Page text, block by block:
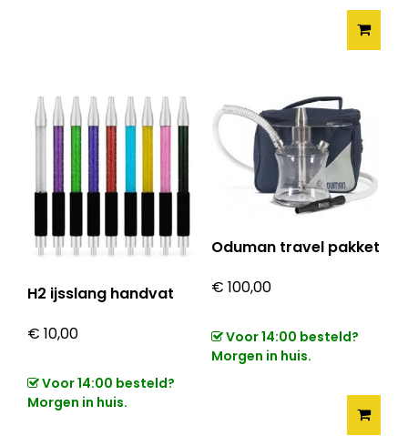
H2 ijsslang handvat
€ 10,00
Voor 14:00 besteld?
Morgen in huis.
Oduman travel pakket
€ 100,00
Voor 14:00 besteld?
Morgen in huis.